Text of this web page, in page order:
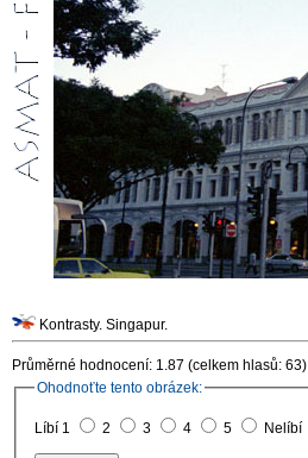
Kontrasty. Singapur.
Průměrné hodnocení: 1.87 (celkem hlasů: 63)
Ohodnoťte tento obrázek:
Líbí 1 2 3 4 5 Nelíbí